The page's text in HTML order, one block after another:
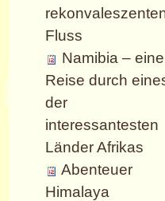
Fluss
Namibia – eine
Reise durch
der
interessantesten
Länder Afrikas
Abenteuer
Himalaya